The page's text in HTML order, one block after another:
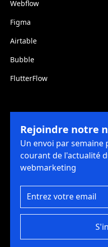
Webflow
Figma
Airtable
Bubble
FlutterFlow
Rejoindre notre
Un envoi par
courant de l'actualité
webmarketing